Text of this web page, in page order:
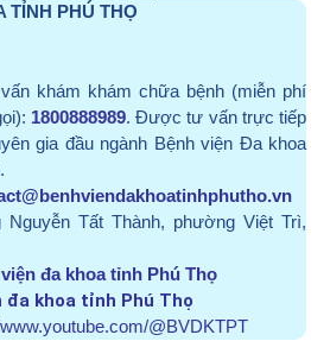
TỈNH PHÚ THỌ
khám khám chữa bệnh (miễn phí
1800888989. Được tư vấn trực tiếp
gia đầu ngành Bệnh viện Đa khoa
Tất Thành, phường Việt Trì,
đa khoa tỉnh Phú Thọ
đa khoa tỉnh Phú Thọ
@BVDKTPT